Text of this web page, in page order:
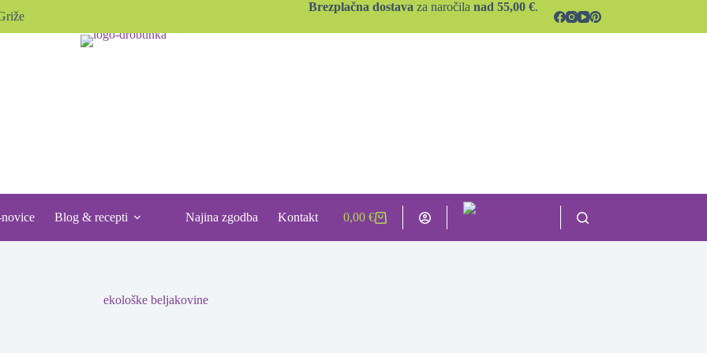
Brezplačna dostava za naročila nad 55,00 €.
Blog & recepti Najina zgodba Kontakt
Shopping
0,00€
ekološke beljakovine